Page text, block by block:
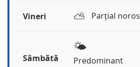
Vineri ⛅️ Parțial noros
Sâmbătă
🌤️
Predominant